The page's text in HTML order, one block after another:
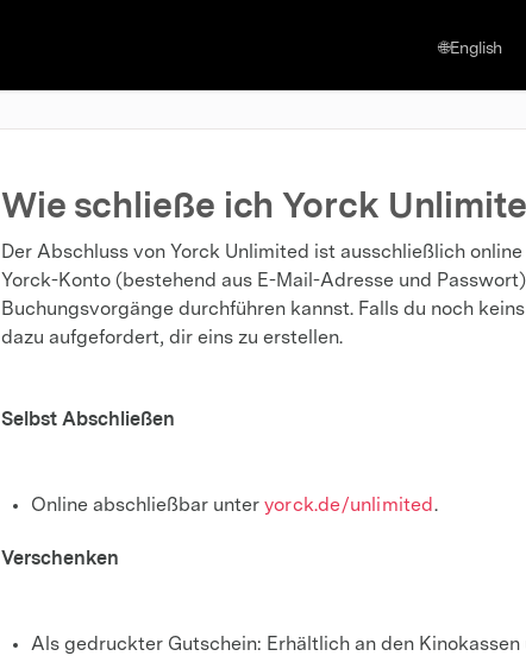
🌐English
Wie schließe ich Yorck
Der Abschluss von Yorck Unlimited ist ausschließlich
Yorck-Konto (bestehend aus E-Mail-Adresse und
Buchungsvorgänge durchführen kannst. Falls du noch
dazu aufgefordert, dir eins zu erstellen.
Selbst Abschließen
Online abschließbar unter yorck.de/unlimited.
Verschenken
Als gedruckter Gutschein: Erhältlich an den Kinokassen